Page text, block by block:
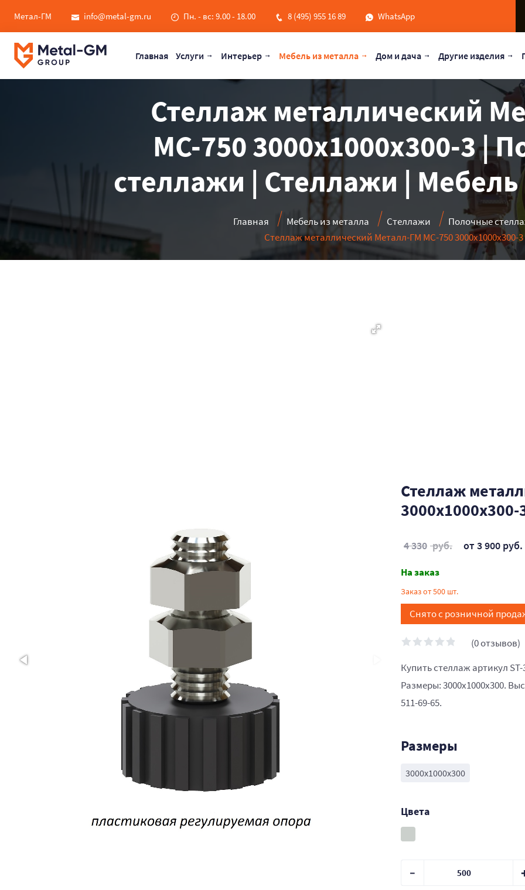
Метал-ГМ info@metal-gm.ru Пн. - вс: 9.00 - 18.00 8 (495) 955 16 89 WhatsApp
Главная Услуги Интерьер Мебель из металла Дом и дача Другие изделия
Стеллаж металлический
МС-750 3000x1000x300-3 |
стеллажи | Стеллажи | Мебель
Главная Мебель из металла Стеллажи
Полочные
Стеллаж металлический Металл-ГМ МС-750 3000x1000x300-3
Стеллаж
3000x1000x300-
4 330 руб. от 3 900 руб.
На заказ
Заказ от 500 шт.
Снято с розничной
(0 отзывов)
Купить стеллаж артикул
Размеры: 3000x1000x300.
511-69-65.
Размеры
3000x1000x300
Цвета